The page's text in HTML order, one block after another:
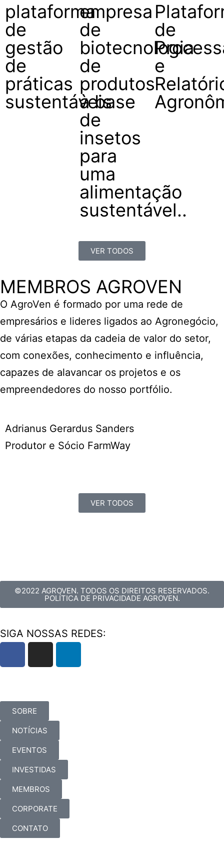
plataforma
de
gestão
de
práticas
sustentáveis
empresa
de
biotecnologia
de
produtos
à base
de
insetos
para
uma
alimentação
sustentável..
de
e
VER TODOS
MEMBROS AGROVEN
O AgroVen é formado por uma rede de
empresários e lideres ligados ao Agronegócio,
de várias etapas da cadeia de valor do setor,
com conexões, conhecimento e influência,
capazes de alavancar os projetos e os
empreendedores do nosso portfólio.
Adrianus Gerardus Sanders
Produtor e Sócio FarmWay
VER TODOS
©2022 AGROVEN. TODOS OS DIREITOS RESERVADOS.
POLÍTICA DE PRIVACIDADE AGROVEN.
SIGA NOSSAS REDES:
SOBRE
NOTÍCIAS
EVENTOS
INVESTIDAS
MEMBROS
CORPORATE
CONTATO